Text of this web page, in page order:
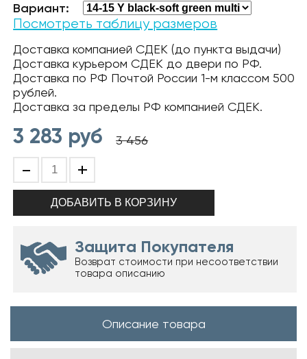
Вариант:
Посмотреть таблицу размеров
Доставка компанией СДЕК (до пункта выдачи)
Доставка курьером СДЕК до двери по РФ.
Доставка по РФ Почтой России 1-м классом 500
рублей.
Доставка за пределы РФ компанией СДЕК.
3 283 руб 3 456
- +
Защита Покупателя
Возврат стоимости при несоответствии
товара описанию
Описание товара